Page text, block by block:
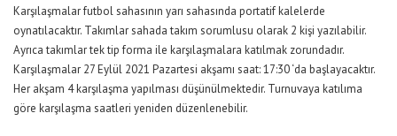
Karşılaşmalar futbol sahasının yarı sahasında portatif kalelerde
oynatılacaktır. Takımlar sahada takım sorumlusu olarak 2 kişi yazılabilir.
Ayrıca takımlar tek tip forma ile karşılaşmalara katılmak zorundadır.
Karşılaşmalar 27 Eylül 2021 Pazartesi akşamı saat: 17:30 ‘da başlayacaktır.
Her akşam 4 karşılaşma yapılması düşünülmektedir. Turnuvaya katılıma
göre karşılaşma saatleri yeniden düzenlenebilir.